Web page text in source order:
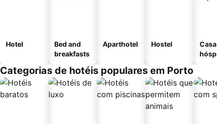
Hotel
Bed and
breakfasts
Aparthotel Hostel
Categorias de hotéis populares em Porto